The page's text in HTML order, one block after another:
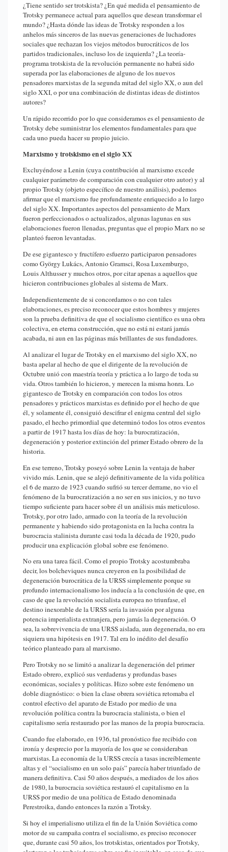
¿Tiene sentido ser trotskista? ¿En qué medida el pensamiento de
Trotsky permanece actual para aquellos que desean transformar el
mundo? ¿Hasta dónde las ideas de Trotsky responden a los
anhelos más sinceros de las nuevas generaciones de luchadores
sociales que rechazan los viejos métodos burocráticos de los
partidos tradicionales, incluso los de izquierda? ¿La teoría-
programa trotskista de la revolución permanente no habrá sido
superada por las elaboraciones de alguno de los nuevos
pensadores marxistas de la segunda mitad del siglo XX, o aun del
siglo XXI, o por una combinación de distintas ideas de distintos
autores?
Un rápido recorrido por lo que consideramos es el pensamiento de
Trotsky debe suministrar los elementos fundamentales para que
cada uno pueda hacer su propio juicio.
Marxismo y trotskismo en el siglo XX
Excluyéndose a Lenin (cuya contribución al marxismo excede
cualquier parámetro de comparación con cualquier otro autor) y al
propio Trotsky (objeto específico de nuestro análisis), podemos
afirmar que el marxismo fue profundamente enriquecido a lo largo
del siglo XX. Importantes aspectos del pensamiento de Marx
fueron perfeccionados o actualizados, algunas lagunas en sus
elaboraciones fueron llenadas, preguntas que el propio Marx no se
planteó fueron levantadas.
De ese gigantesco y fructífero esfuerzo participaron pensadores
como György Lukács, Antonio Gramsci, Rosa Luxemburgo,
Louis Althusser y muchos otros, por citar apenas a aquellos que
hicieron contribuciones globales al sistema de Marx.
Independientemente de si concordamos o no con tales
elaboraciones, es preciso reconocer que estos hombres y mujeres
son la prueba definitiva de que el socialismo científico es una obra
colectiva, en eterna construcción, que no está ni estará jamás
acabada, ni aun en las páginas más brillantes de sus fundadores.
Al analizar el lugar de Trotsky en el marxismo del siglo XX, no
basta apelar al hecho de que el dirigente de la revolución de
Octubre unió con maestría teoría y práctica a lo largo de toda su
vida. Otros también lo hicieron, y merecen la misma honra. Lo
gigantesco de Trotsky en comparación con todos los otros
pensadores y prácticos marxistas es definido por el hecho de que
él, y solamente él, consiguió descifrar el enigma central del siglo
pasado, el hecho primordial que determinó todos los otros eventos
a partir de 1917 hasta los días de hoy: la burocratización,
degeneración y posterior extinción del primer Estado obrero de la
historia.
En ese terreno, Trotsky poseyó sobre Lenin la ventaja de haber
vivido más. Lenin, que se alejó definitivamente de la vida política
el 6 de marzo de 1923 cuando sufrió su tercer derrame, no vio el
fenómeno de la burocratización a no ser en sus inicios, y no tuvo
tiempo suficiente para hacer sobre él un análisis más meticuloso.
Trotsky, por otro lado, armado con la teoría de la revolución
permanente y habiendo sido protagonista en la lucha contra la
burocracia stalinista durante casi toda la década de 1920, pudo
producir una explicación global sobre ese fenómeno.
No era una tarea fácil. Como el propio Trotsky acostumbraba
decir, los bolcheviques nunca creyeron en la posibilidad de
degeneración burocrática de la URSS simplemente porque su
profundo internacionalismo los inducía a la conclusión de que, en
caso de que la revolución socialista europea no triunfase, el
destino inexorable de la URSS sería la invasión por alguna
potencia imperialista extranjera, pero jamás la degeneración. O
sea, la sobrevivencia de una URSS aislada, aun degenerada, no era
siquiera una hipótesis en 1917. Tal era lo inédito del desafío
teórico planteado para al marxismo.
Pero Trotsky no se limitó a analizar la degeneración del primer
Estado obrero, explicó sus verdaderas y profundas bases
económicas, sociales y políticas. Hizo sobre este fenómeno un
doble diagnóstico: o bien la clase obrera soviética retomaba el
control efectivo del aparato de Estado por medio de una
revolución política contra la burocracia stalinista, o bien el
capitalismo sería restaurado por las manos de la propia burocracia.
Cuando fue elaborado, en 1936, tal pronóstico fue recibido con
ironía y desprecio por la mayoría de los que se consideraban
marxistas. La economía de la URSS crecía a tasas increíblemente
altas y el “socialismo en un solo país” parecía haber triunfado de
manera definitiva. Casi 50 años después, a mediados de los años
de 1980, la burocracia soviética restauró el capitalismo en la
URSS por medio de una política de Estado denominada
Perestroika, dando entonces la razón a Trotsky.
Si hoy el imperialismo utiliza el fin de la Unión Soviética como
motor de su campaña contra el socialismo, es preciso reconocer
que, durante casi 50 años, los trotskistas, orientados por Trotsky,